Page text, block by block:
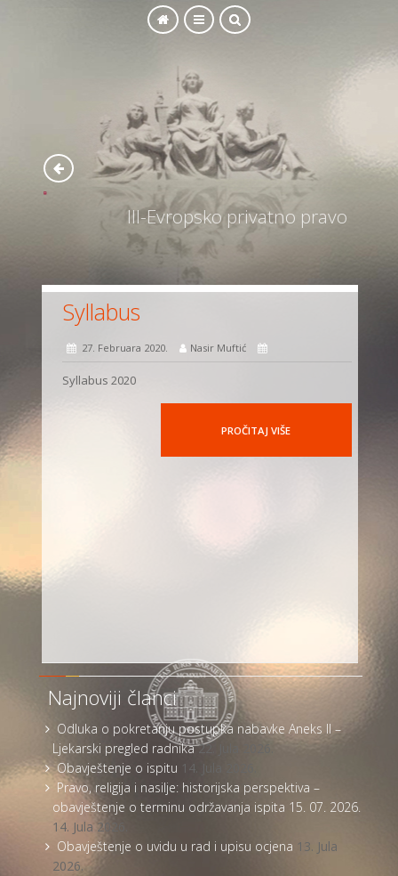
III-Evropsko privatno pravo
Syllabus
27. Februara 2020. Nasir Muftić
Syllabus 2020
PROČITAJ VIŠE
Najnoviji članci
Odluka o pokretanju postupka nabavke Aneks II –
Ljekarski pregled radnika 22. Jula 2026.
Obavještenje o ispitu 14. Jula 2026.
Pravo, religija i nasilje: historijska perspektiva –
obavještenje o terminu održavanja ispita 15. 07. 2026.
14. Jula 2026.
Obavještenje o uvidu u rad i upisu ocjena 13. Jula
2026.